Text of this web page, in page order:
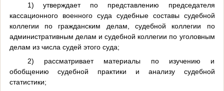
1) утверждает по представлению председателя
кассационного военного суда судебные составы судебной
коллегии по гражданским делам, судебной коллегии по
административным делам и судебной коллегии по уголовным
делам из числа судей этого суда;
2) рассматривает материалы по изучению и
обобщению судебной практики и анализу судебной
статистики;